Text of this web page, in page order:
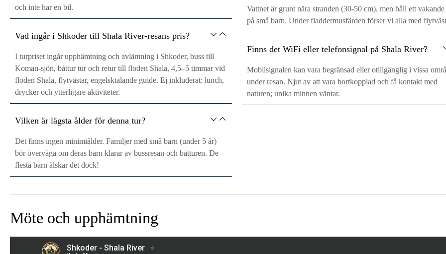
och inte har en bil.
Vad ingår i Shkoder till Shala River-resans pris?
I turpriset ingår upphämtning och avlämning i Shkoder, buss till
Koman-sjön, båttur tur och retur till floden Shala, 4,5–5 timmar vid
floden Shala, flytvästar, engelsktalande guide. Ej inkluderat: lunch,
drycker och ytterligare aktiviteter.
Vilken är lägsta ålder för denna tur?
Det finns ingen minimiålder. Familjer med små barn (under 5 år)
bör överväga om deras barn klarar av bussresan och båtturen. De
flesta barn älskar det dock!
Vattnet är grunt nära stranden (30-50 cm), men håll ett
på små barn. Under fladdermusfärden förser vi alla med
Finns det WiFi eller telefonsignal på Shala River?
Mobilsignalen kan vara begränsad eller otillgänglig i vissa
under resan. Njut av att vara bortkopplad och få kontakt med
naturen; unika minnen väntar.
Möte och upphämtning